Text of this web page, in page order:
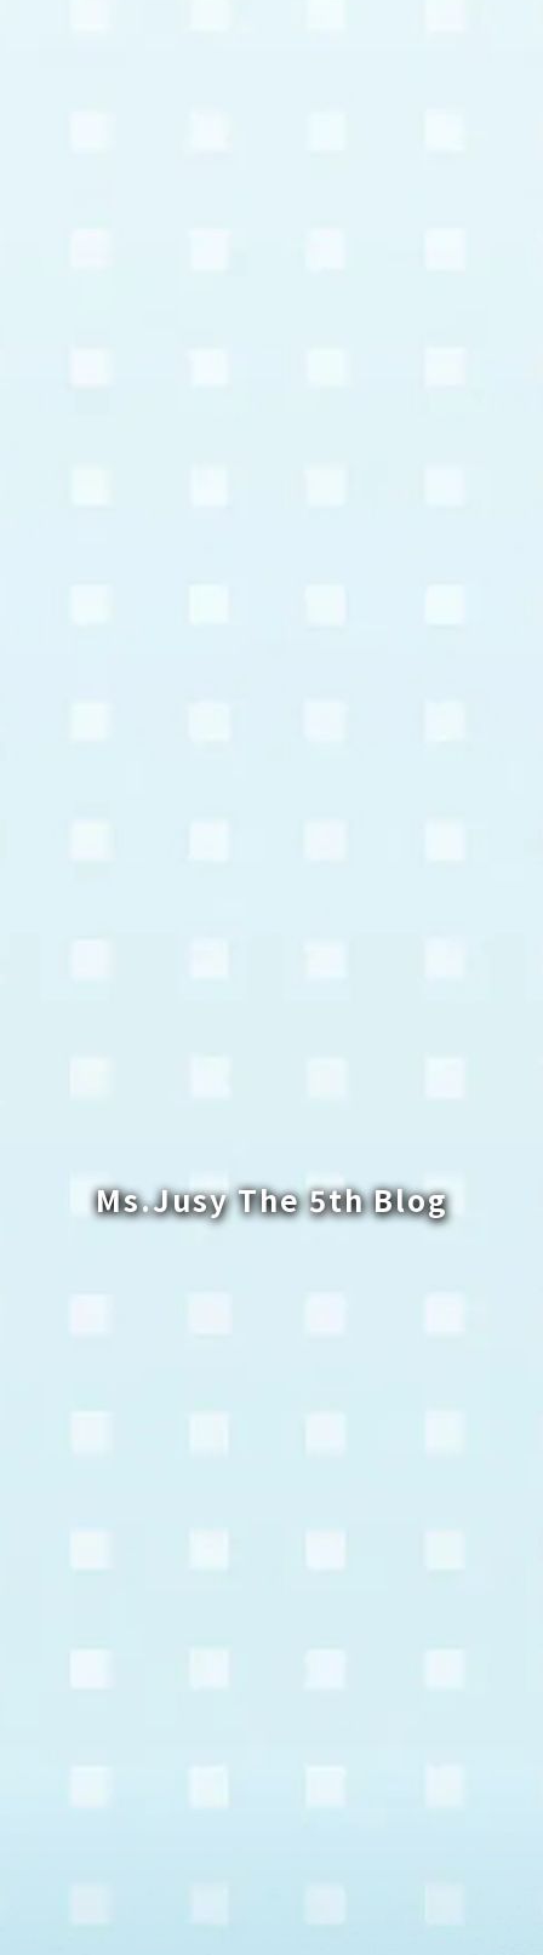
Ms.Jusy The 5th Blog